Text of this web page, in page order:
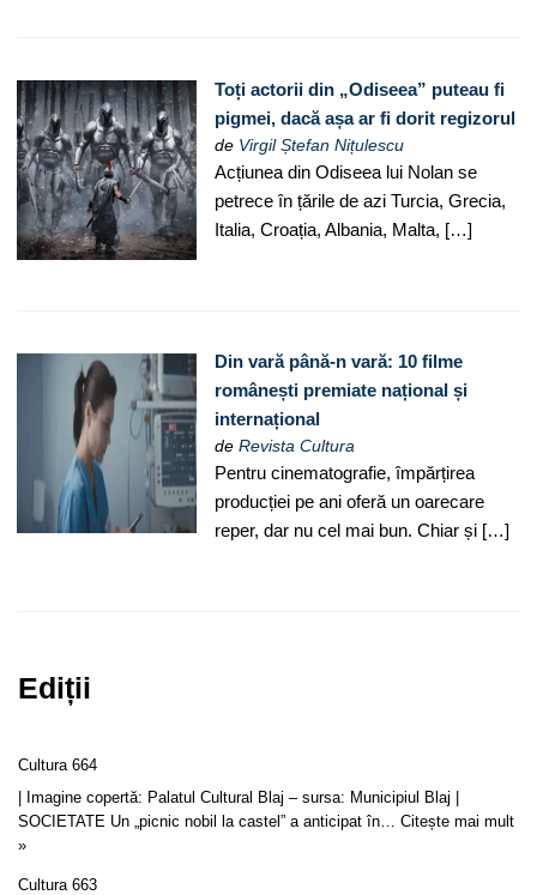
Toți actorii din „Odiseea” puteau fi
pigmei, dacă așa ar fi dorit regizorul
de Virgil Ștefan Nițulescu
Acțiunea din Odiseea lui Nolan se
petrece în țările de azi Turcia, Grecia,
Italia, Croația, Albania, Malta, […]
Din vară până-n vară: 10 filme
românești premiate național și
internațional
deRevista Cultura
Pentru cinematografie, împărțirea
producției pe ani oferă un oarecare
reper, dar nu cel mai bun. Chiar și […]
Ediții
Cultura 664
| Imagine copertă: Palatul Cultural Blaj – sursa: Municipiul Blaj |
SOCIETATE Un „picnic nobil la castel” a anticipat în… Citește mai mult
»
Cultura 663